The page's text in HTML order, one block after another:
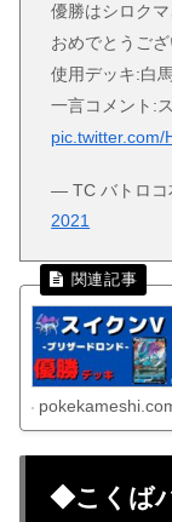
優勝はシロクマ
おめでとうござ
使用デッキ:白
一言コメント:
pic.twitter.com/
— TC バトロコ
2021
◆こくば